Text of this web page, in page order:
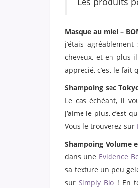
Masque au miel –
j’étais
cheveux, et en plus
apprécié, c’est le fait
Shampoing sec
Le cas échéant, il
j’aime le plus, c’est
Vous le trouverez sur
Shampoing Volume
dans une Evidence
sa texture un peu
surSimply Bio ! En